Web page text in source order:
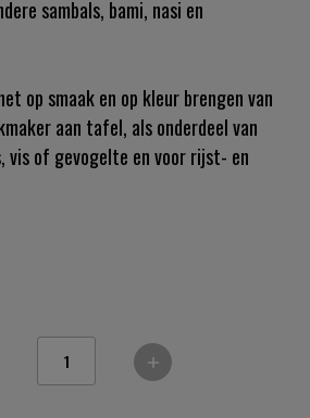
sambals, bami, nasi en
op smaak en op kleur brengen van
aan tafel, als onderdeel van
vis of gevogelte en voor rijst- en